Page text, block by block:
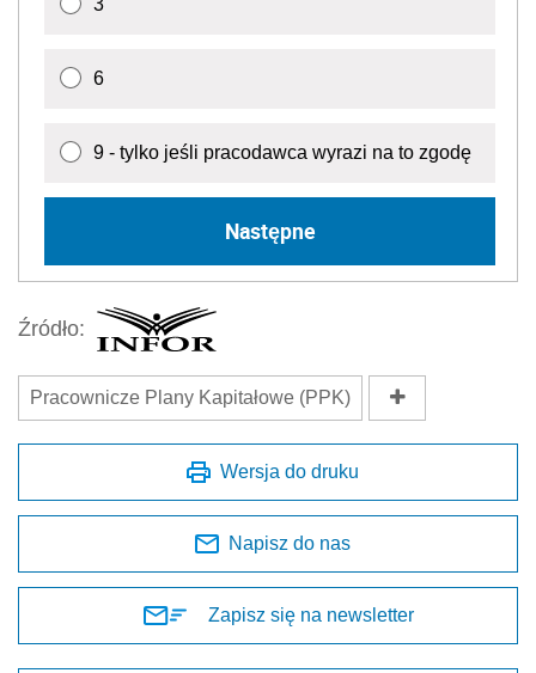
6
9 - tylko jeśli pracodawca wyrazi na to zgodę
Następne
Źródło:
Pracownicze Plany Kapitałowe (PPK)
Wersja do druku
Napisz do nas
Zapisz się na newsletter